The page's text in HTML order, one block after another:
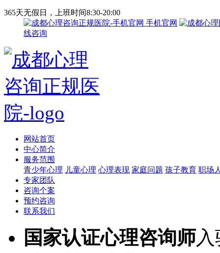
365天无假日，上班时间8:30-20:00
手机官网
线咨询
网站首页
中心简介
服务范围
青少年心理 儿童心理 心理表现 家庭问题 孩子教育 职场
专家团队
咨询个案
预约咨询
联系我们
国家认证心理咨询师